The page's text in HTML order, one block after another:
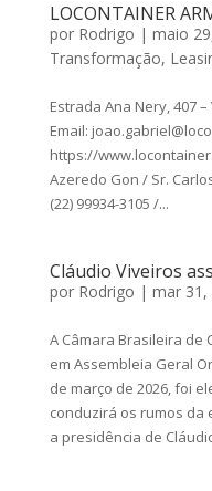
LOCONTAINER
por Rodrigo | maio
Transformação,
Estrada Ana Nery, 407 –
Email:
https://
Azeredo Gon / Sr.
(22) 99934-3105 /...
Cláudio Viveiros
por Rodrigo | mar 31,
A Câmara Brasileira de
em Assembleia Geral
de março de 2026, foi
conduzirá os rumos da
a presidência de